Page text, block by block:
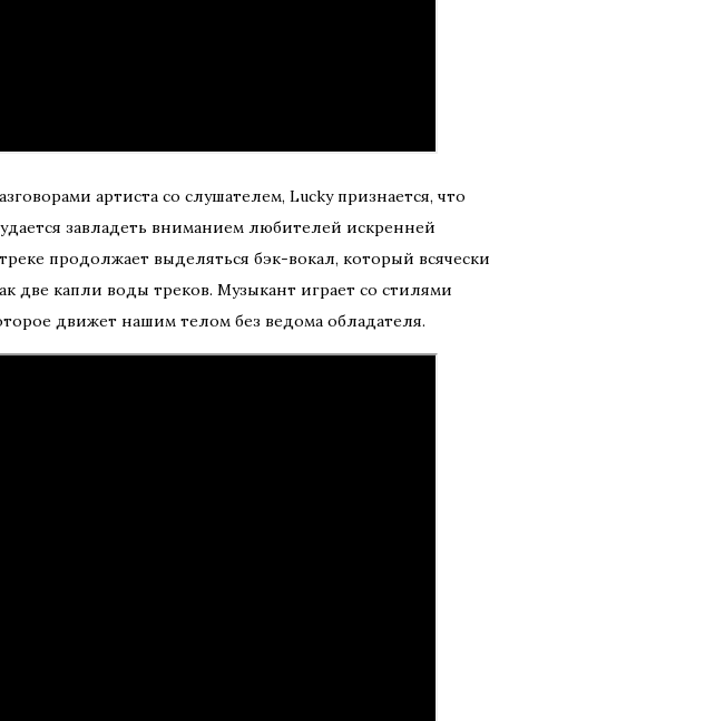
артиста со слушателем, Lucky признается, что
завладеть вниманием любителей искренней
продолжает выделяться бэк-вокал, который всячески
две капли воды треков. Музыкант играет со стилями
движет нашим телом без ведома обладателя.